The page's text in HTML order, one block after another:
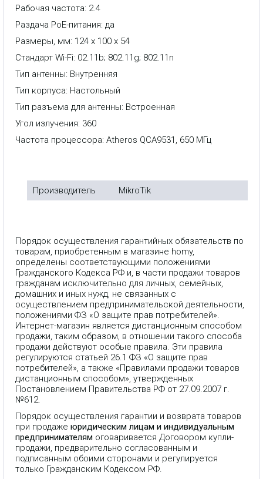
Рабочая частота: 2.4
Раздача PoE-питания: да
Размеры, мм: 124 х 100 х 54
Стандарт Wi-Fi: 02.11b; 802.11g; 802.11n
Тип антенны: Внутренняя
Тип корпуса: Настольный
Тип разъема для антенны: Встроенная
Угол излучения: 360
Частота процессора: Atheros QCA9531, 650 МГц
Производитель MikroTik
Порядок осуществления гарантийных обязательств по
товарам, приобретенным в магазине homy,
определены соответствующими положениями
Гражданского Кодекса РФ и, в части продажи товаров
гражданам исключительно для личных, семейных,
домашних и иных нужд, не связанных с
осуществлением предпринимательской деятельности,
положениями ФЗ «О защите прав потребителей».
Интернет-магазин является дистанционным способом
продажи, таким образом, в отношении такого способа
продажи действуют особые правила. Эти правила
регулируются статьей 26.1 ФЗ «О защите прав
потребителей», а также «Правилами продажи товаров
дистанционным способом», утвержденных
Постановлением Правительства РФ от 27.09.2007 г.
№612.
Порядок осуществления гарантии и возврата товаров
при продаже юридическим лицам и индивидуальным
предпринимателям оговаривается Договором купли-
продажи, предварительно согласованным и
подписанным обоими сторонами и регулируется
только Гражданским Кодексом РФ.